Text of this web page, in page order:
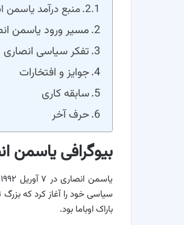
منبع درآمد یاسمن
مسیر ورود یاسمن
تفکر سیاسی انصاری
جوایز و افتخارات
سابقه کاری
حرف آخر
بیوگرافی یاسمن
سیاسی خود را آغاز کرد که
باراک اوباما بود.